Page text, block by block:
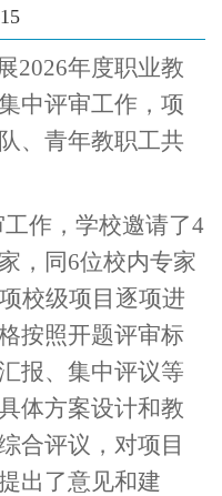
2026年度职业教
中评审工作，项
、青年教职工共
作，学校邀请了4
，同6位校内专家
校级项目逐项进
按照开题评审标
报、集中评议等
体方案设计和教
合评议，对项目
出了意见和建